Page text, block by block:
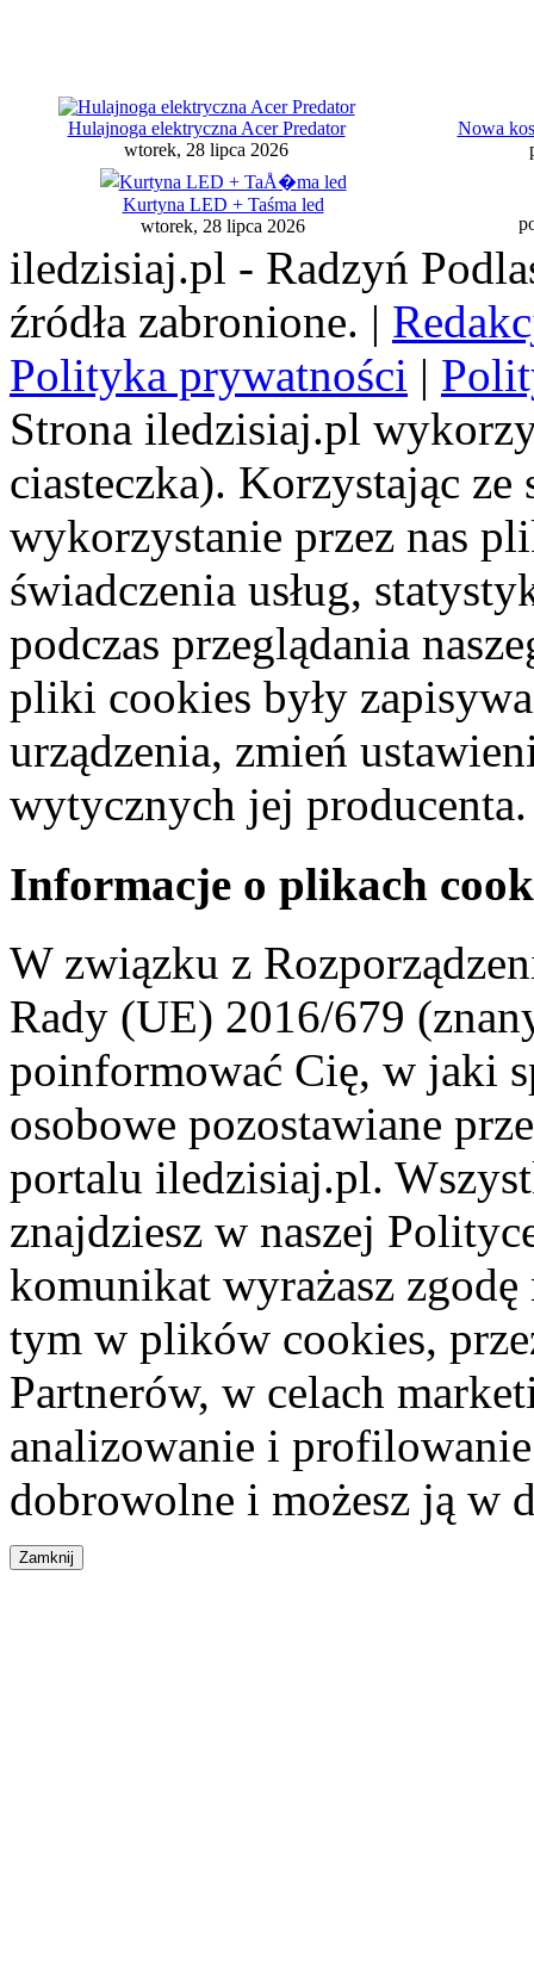
Hulajnoga elektryczna Acer Predator
wtorek, 28 lipca 2026
Nowa
Kurtyna LED + Taśma led
wtorek, 28 lipca 2026
iledzisiaj.pl - Radzyń
źródła zabronione. |
Polityka prywatności |
Strona iledzisiaj.pl
ciasteczka). Korzystając
wykorzystanie przez nas
świadczenia usług,
podczas przeglądania
pliki cookies były
urządzenia, zmień
wytycznych jej producenta.
Informacje o plikach
W związku z
Rady (UE) 2016/679
poinformować Cię, w jaki
osobowe pozostawiane
portalu iledzisiaj.pl.
znajdziesz w naszej
komunikat wyrażasz
tym w plików cookies,
Partnerów, w celach
analizowanie i
dobrowolne i możesz ją w